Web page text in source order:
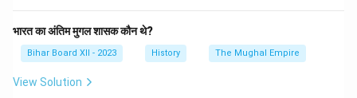
भारत का अंतिम मुगल शासक कौन थे?
Bihar Board XII - 2023 History The Mughal Empire
View Solution